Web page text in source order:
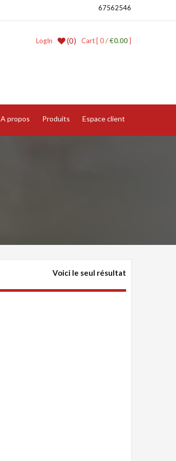
67562546
Cart [ 0 /€0.00]
(0)
LogIn
A propos Produits Espace client
Voici le seul résultat